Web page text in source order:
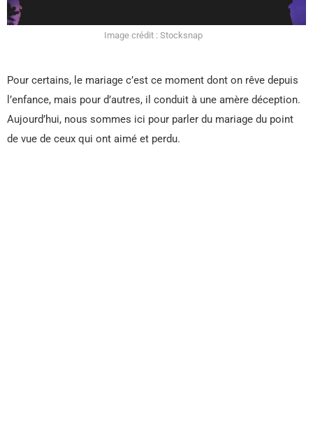
Image crédit : Stocksnap
Pour certains, le mariage c’est ce moment dont on rêve depuis
l’enfance, mais pour d’autres, il conduit à une amère déception.
Aujourd’hui, nous sommes ici pour parler du mariage du point
de vue de ceux qui ont aimé et perdu.